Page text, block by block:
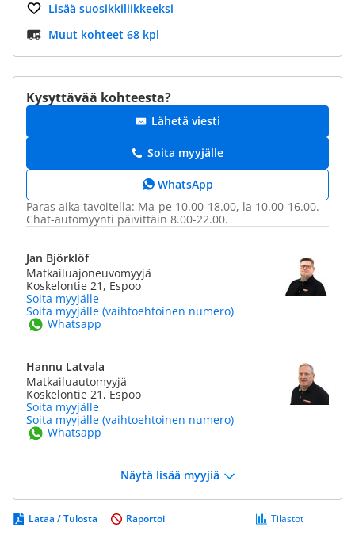
Lisää suosikkiliikkeeksi
Muut kohteet 68 kpl
Kysyttävää kohteesta?
Lähetä viesti
Soita myyjälle
WhatsApp
Paras aika tavoitella: Ma-pe 10.00-18.00, la 10.00-16.00.
Chat-automyynti päivittäin 8.00-22.00.
Jan Björklöf
Matkailuajoneuvomyyjä
Koskelontie 21, Espoo
Soita myyjälle
Soita myyjälle (vaihtoehtoinen numero)
Whatsapp
Hannu Latvala
Matkailuautomyyjä
Koskelontie 21, Espoo
Soita myyjälle
Soita myyjälle (vaihtoehtoinen numero)
Whatsapp
Näytä lisää myyjiä
Lataa / Tulosta Tilastot
Raportoi